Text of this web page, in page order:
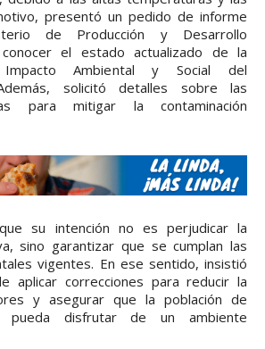
presentó un pedido de informe
de Producción y Desarrollo
el estado actualizado de la
Impacto Ambiental y Social del
solicitó detalles sobre las
para mitigar la contaminación
su intención no es perjudicar la
sino garantizar que se cumplan las
vigentes. En ese sentido, insistió
aplicar correcciones para reducir la
y asegurar que la población de
pueda disfrutar de un ambiente